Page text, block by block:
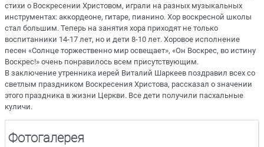
стихи о Воскресении Христовом, играли на разных музыкальных
инструментах: аккордеоне, гитаре, пианино. Хор воскресной школы
стал большим. Теперь на занятия хора приходят не только
воспитанники 14-17 лет, но и дети 8-10 лет. Хоровое исполнение
песен «Солнце торжественно мир освещает», «Он Воскрес, во истину
Воскрес!» очень понравилось всем присутствующим.
В заключение утренника иерей Виталий Шаркеев поздравил всех со
светлым праздником Воскресения Христова, рассказал о значении
этого праздника в жизни Церкви. Все дети получили пасхальные
куличи.
Фотогалерея